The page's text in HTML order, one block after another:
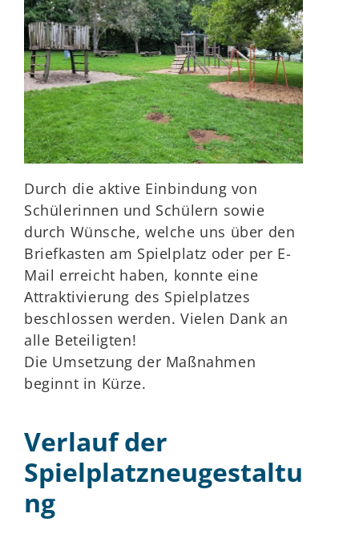
Durch die aktive Einbindung von
Schülerinnen und Schülern sowie
durch Wünsche, welche uns über den
Briefkasten am Spielplatz oder per E-
Mail erreicht haben, konnte eine
Attraktivierung des Spielplatzes
beschlossen werden. Vielen Dank an
alle Beteiligten!
Die Umsetzung der Maßnahmen
beginnt in Kürze.
Verlauf der
Spielplatzneugestaltu
ng